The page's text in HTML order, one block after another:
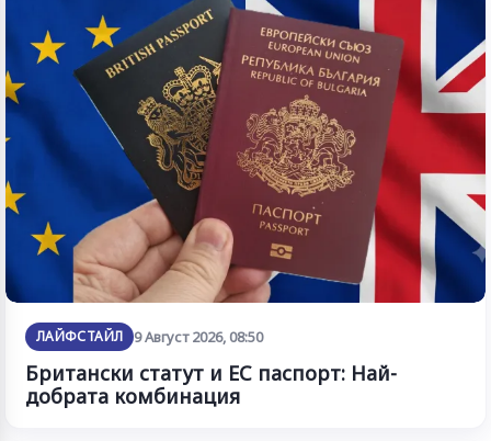
ЛАЙФСТАЙЛ 9 Август 2026, 08:50
Британски статут и ЕС паспорт: Най-
добрата комбинация